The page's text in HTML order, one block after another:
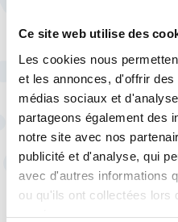
Ce site web utilise des
Les cookies nous
et les annonces, d'offrir
médias sociaux et
partageons également des
notre site avec nos
publicité et d'analyse, qui
avec d'autres informations
ou qu'ils ont collectées lors
Dès lors, afficher un
d’euros est un
correspond pas aux
réalisés par les
sécurité sociale
C’est pourquoi la
PLFSS dans les
sécurité sociale.